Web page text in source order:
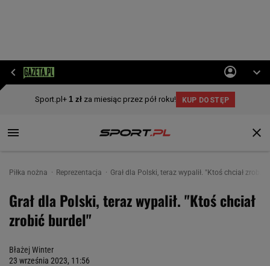
Piłka nożna Reprezentacja Grał dla Polski, teraz wypalił. "Ktoś chciał zrobić
Grał dla Polski, teraz wypalił. "Ktoś chciał
zrobić burdel"
Błażej Winter
23 września 2023, 11:56